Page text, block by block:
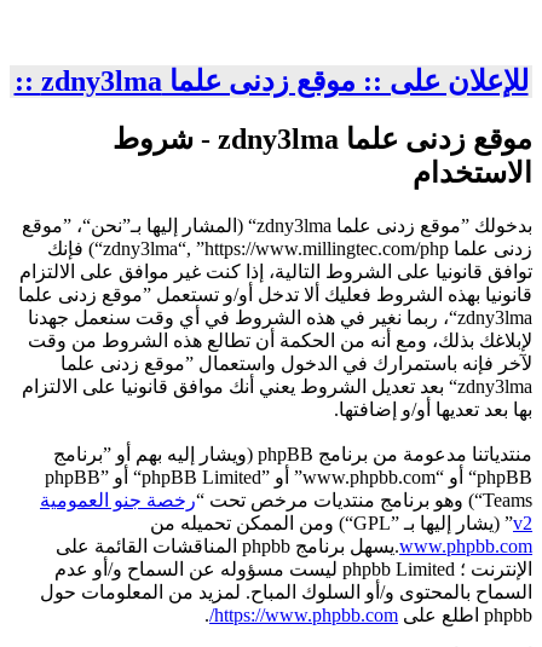
للإعلان على :: موقع زدنى علما zdny3lma ::
موقع زدنى علما zdny3lma - شروط
الاستخدام
بدخولك ”موقع زدنى علما zdny3lma“ (المشار إليها بـ”نحن“، ”موقع
زدنى علما zdny3lma“, ”https://www.millingtec.com/php“) فإنك
توافق قانونيا على الشروط التالية، إذا كنت غير موافق على الالتزام
قانونيا بهذه الشروط فعليك ألا تدخل أو/و تستعمل ”موقع زدنى علما
zdny3lma“، ربما نغير في هذه الشروط في أي وقت سنعمل جهدنا
لإبلاغك بذلك، ومع أنه من الحكمة أن تطالع هذه الشروط من وقت
لآخر فإنه باستمرارك في الدخول واستعمال ”موقع زدنى علما
zdny3lma“ بعد تعديل الشروط يعني أنك موافق قانونيا على الالتزام
بها بعد تعديها أو/و إضافتها.
منتدياتنا مدعومة من برنامج phpBB (ويشار إليه بهم أو ”برنامج
phpBB“ أو “www.phpbb.com” أو ”phpBB Limited“ أو ”phpBB
Teams“) وهو برنامج منتديات مرخص تحت “
رخصة جنو العمومية
v2” (يشار إليها بـ ”GPL“) ومن الممكن تحميله من
www.phpbb.com
.يسهل برنامج phpbb المناقشات القائمة على
الإنترنت ؛ phpbb Limited ليست مسؤوله عن السماح و/أو عدم
السماح بالمحتوى و/أو السلوك المباح. لمزيد من المعلومات حول
phpbb اطلع على
https://www.phpbb.com/
.